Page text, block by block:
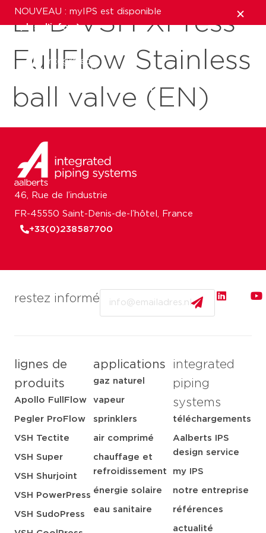
NOUVEAU : myIPS est disponible
plus d’infos
fermer
EPD VSH XPress
FullFlow Stainless
ball valve (EN)
restez informé
lignes de
produits
Apollo FullFlow
Pegler ProFlow
VSH Tectite
VSH Super
VSH Shurjoint
VSH PowerPress
VSH SudoPress
applications
gaz naturel
vapeur
sprinklers
air comprimé
chauffage et
refroidissement
énergie solaire
eau sanitaire
integrated
piping
systems
téléchargements
Aalberts IPS
design service
my IPS
notre entreprise
références
actualité
46, Rue de l’industrie
FR-45550 Saint-Denis-de-l’hôtel, France
+33(0)238587700